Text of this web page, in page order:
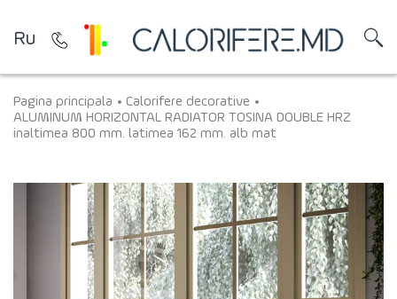
Ru
Pagina principala
Calorifere decorative
ALUMINUM HORIZONTAL RADIATOR TOSINA DOUBLE HRZ
inaltimea 800 mm. latimea 162 mm. alb mat